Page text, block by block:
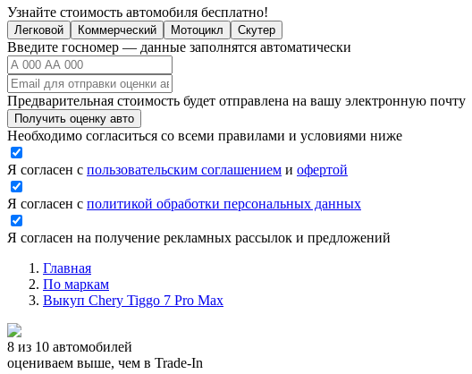
Узнайте стоимость автомобиля бесплатно!
Легковой Коммерческий Мотоцикл Скутер
Введите госномер — данные заполнятся автоматически
Предварительная стоимость будет отправлена на вашу электронную почту
Получить оценку авто
Необходимо согласиться со всеми правилами и условиями ниже
Я согласен с пользовательским соглашением и офертой
Я согласен с политикой обработки персональных данных
Я согласен на получение рекламных рассылок и предложений
Главная
По маркам
Выкуп Chery Tiggo 7 Pro Max
8 из 10 автомобилей
оцениваем выше, чем в Trade‑In